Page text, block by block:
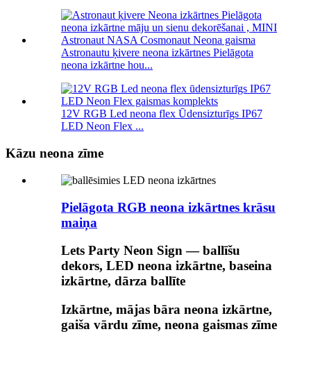
Astronautu ķivere neona izkārtnes Pielāgota
neona izkārtne hou...
12V RGB Led neona flex Ūdensizturīgs IP67
LED Neon Flex ...
Kāzu neona zīme
Pielāgota RGB neona izkārtnes krāsu
maiņa
Lets Party Neon Sign — ballīšu
dekors, LED neona izkārtne, baseina
izkārtne, dārza ballīte
Izkārtne, mājas bāra neona izkārtne,
gaiša vārdu zīme, neona gaismas zīme